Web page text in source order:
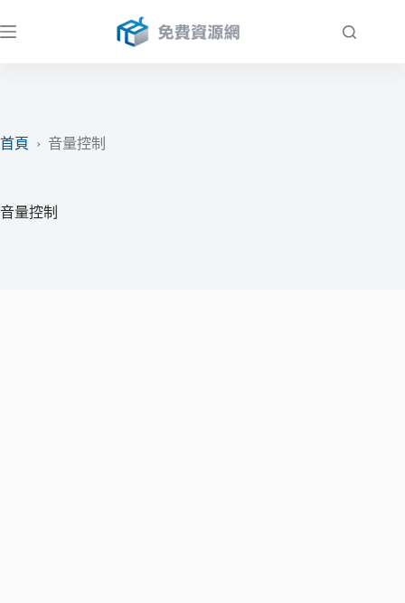
至
首頁
› 音量控制
音量控制